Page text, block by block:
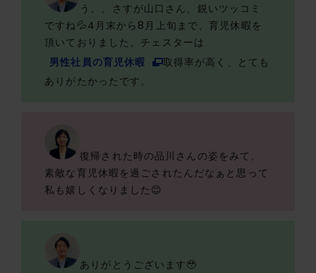
う、、さすが山口さん、鋭いツッコミ
ですね💦4月末から8月上旬まで、育児休暇を
頂いておりました。チェスターは
男性社員の育児休暇
取得率が高く、とても
ありがたかったです。
復帰された時の品川さんの姿をみて、
素敵な育児休暇を過ごされたんだなぁと思って
私も嬉しくなりました😊
ありがとうございます🥹